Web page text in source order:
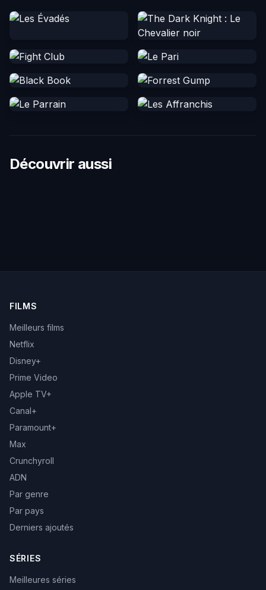
Découvrir aussi
FILMS
Meilleurs films
Netflix
Disney+
Prime Video
Apple TV+
Canal+
Paramount+
Max
Crunchyroll
ADN
Par genre
Par pays
Derniers ajoutés
SÉRIES
Meilleures séries